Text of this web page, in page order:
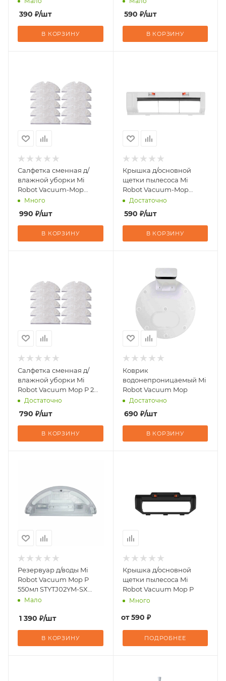
390 ₽/шт
В КОРЗИНУ
590 ₽/шт
В КОРЗИНУ
Салфетка сменная д/
влажной уборки Mi
Robot Vacuum-Mop
Essential 30 шт
Много
990 ₽/шт
В КОРЗИНУ
Крышка д/основной
щетки пылесоса Mi
Robot Vacuum-Mop
Essential
Достаточно
590 ₽/шт
В КОРЗИНУ
Салфетка сменная д/
влажной уборки Mi
Robot Vacuum Mop P 2
штДостаточно
790 ₽/шт
В КОРЗИНУ
Коврик
водонепроницаемый Mi
Robot Vacuum Mop
Достаточно
690 ₽/шт
В КОРЗИНУ
Резервуар д/воды Mi
Robot Vacuum Mop P
550мл STYTJ02YM-SX
(SKV4124TY)
Мало
1 390 ₽/шт
В КОРЗИНУ
Крышка д/основной
щетки пылесоса Mi
Robot Vacuum Mop P
Много
от590 ₽
ПОДРОБНЕЕ